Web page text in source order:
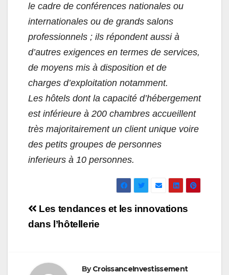
le cadre de conférences nationales ou
internationales ou de grands salons
professionnels ; ils répondent aussi à
d’autres exigences en termes de services,
de moyens mis à disposition et de
charges d’exploitation notamment.
Les hôtels dont la capacité d’hébergement
est inférieure à 200 chambres accueillent
très majoritairement un client unique voire
des petits groupes de personnes
inferieurs à 10 personnes.
Navigation
de
Les tendances et les innovations
dans l’hôtellerie
ByCroissanceInvestissement